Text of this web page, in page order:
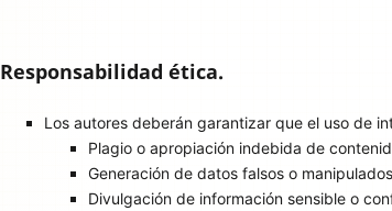
Responsabilidad ética.
Los autores deberán garantizar que el uso de
Plagio o apropiación indebida de
Generación de datos falsos o
Divulgación de información sensible o